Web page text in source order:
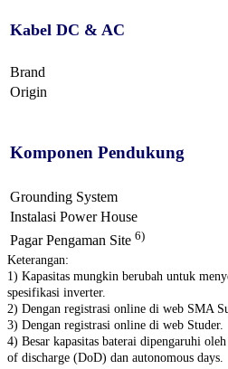
Kabel DC & AC
Brand
Origin
Komponen Pendukung
Grounding System
Instalasi Power House
Pagar Pengaman Site 6)
Keterangan:
1) Kapasitas mungkin berubah untuk
spesifikasi inverter.
2) Dengan registrasi online di web SMA
3) Dengan registrasi online di web Studer.
4) Besar kapasitas baterai dipengaruhi
of discharge (DoD) dan autonomous days.